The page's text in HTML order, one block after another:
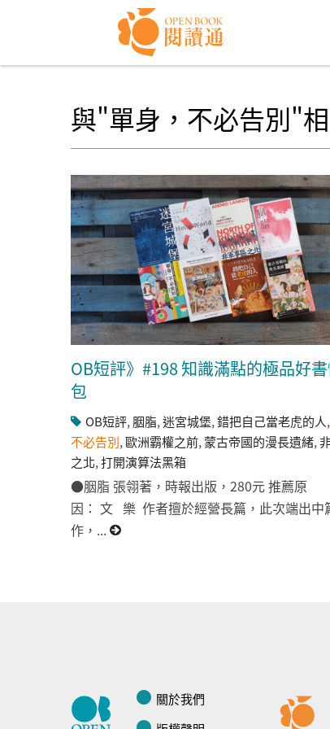
與"單身，不必告別"
OB短評》#198 知識滿點的極品好
包
OB短評,胭脂,迷宮城堡,錯把自己當老虎的人,
不必告別,歐洲霸權之前,蒙古帝國的漫長遺緒,
之北,打開演算法黑箱
●胭脂 張翎著，時報出版，280元 推薦原
因： 文 樂 作者擅於經營長篇，此次端出中
作，...
關於我們